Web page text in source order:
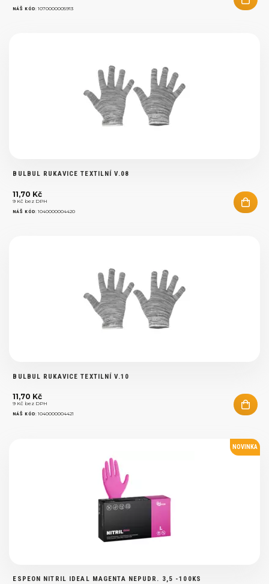
NÁŠ KÓD:1070000005913
BULBUL RUKAVICE TEXTILNÍ V.08
11,70 Kč
9 Kč bez DPH
NÁŠ KÓD:1040000004420
BULBUL RUKAVICE TEXTILNÍ V.10
11,70 Kč
9 Kč bez DPH
NÁŠ KÓD:1040000004421
NOVINKA
ESPEON NITRIL IDEAL MAGENTA NEPUDR. 3,5 -100KS